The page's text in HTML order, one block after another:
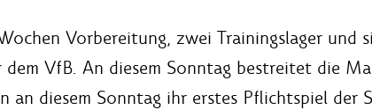
Vorbereitung, zwei Trainingslager und
dem VfB. An diesem Sonntag bestreitet die
an diesem Sonntag ihr erstes Pflichtspiel der